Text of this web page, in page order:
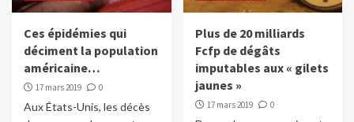
Ces épidémies qui
déciment la population
américaine…
17 mars 2019 0
Aux États-Unis, les décès
Plus de 20 milliards
Fcfp de dégâts
imputables aux « gilets
jaunes »
17 mars 2019 0